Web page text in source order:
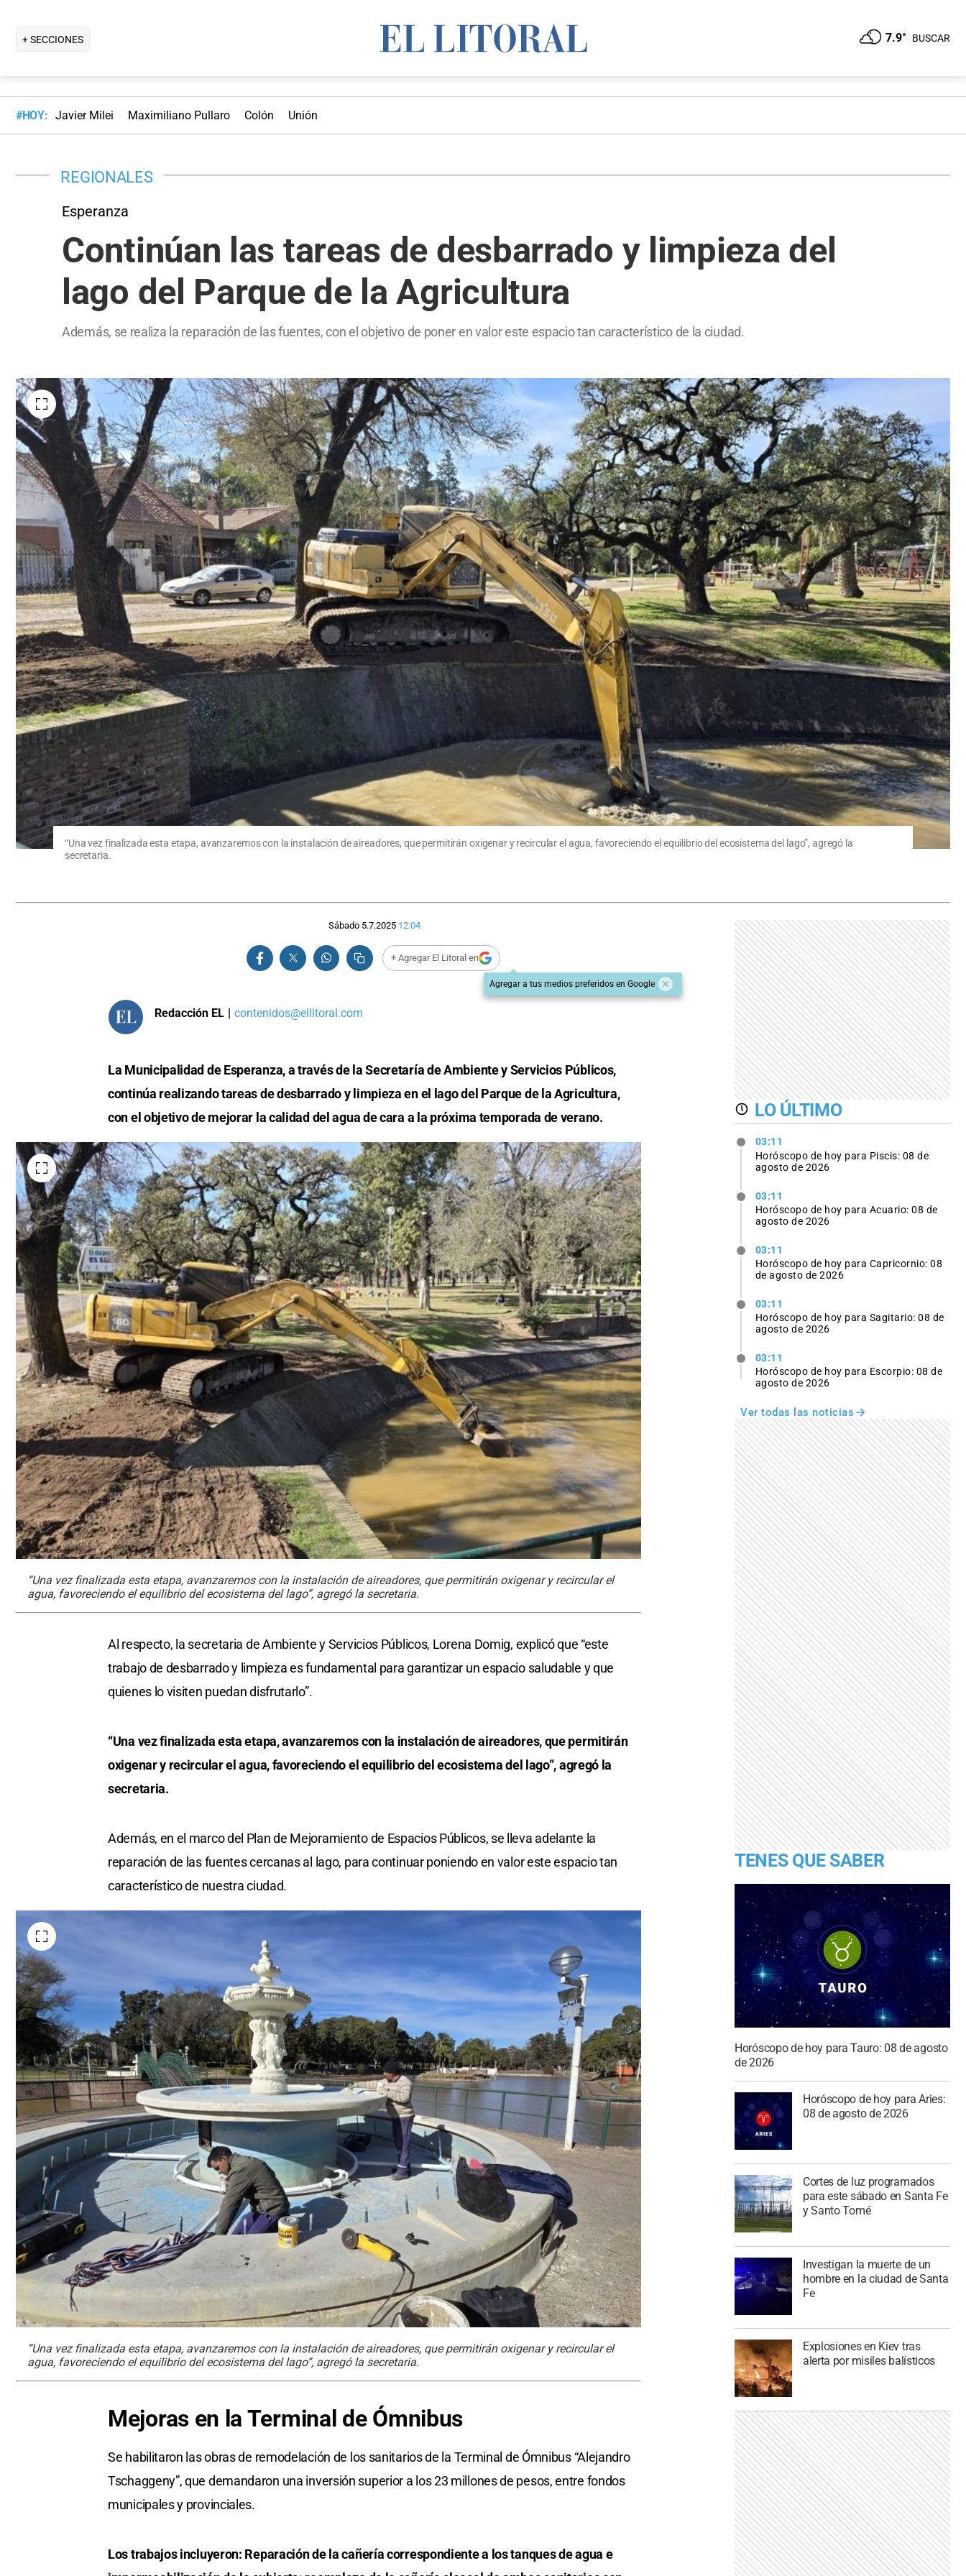
+ SECCIONES 7.9° BUSCAR
#HOY: Javier Milei Maximiliano Pullaro Colón Unión
REGIONALES
Esperanza
Continúan las tareas de desbarrado y limpieza del
lago del Parque de la Agricultura
Además, se realiza la reparación de las fuentes, con el objetivo de poner en valor este espacio tan característico de la ciudad.
“Una vez finalizada esta etapa, avanzaremos con la instalación de aireadores, que permitirán oxigenar y recircular el agua, favoreciendo el equilibrio del ecosistema del lago”, agregó la
secretaria.
Sábado 5.7.2025 12:04
+ Agregar El Litoral en
Agregar a tus medios preferidos en Google
Redacción EL | contenidos@ellitoral.com
La Municipalidad de Esperanza, a través de la Secretaría de Ambiente y Servicios Públicos,
continúa realizando tareas de desbarrado y limpieza en el lago del Parque de la Agricultura,
con el objetivo de mejorar la calidad del agua de cara a la próxima temporada de verano.
“Una vez finalizada esta etapa, avanzaremos con la instalación de aireadores, que permitirán oxigenar y recircular el
agua, favoreciendo el equilibrio del ecosistema del lago”, agregó la secretaria.
Al respecto, la secretaria de Ambiente y Servicios Públicos, Lorena Domig, explicó que “este
trabajo de desbarrado y limpieza es fundamental para garantizar un espacio saludable y que
quienes lo visiten puedan disfrutarlo”.
“Una vez finalizada esta etapa, avanzaremos con la instalación de aireadores, que permitirán
oxigenar y recircular el agua, favoreciendo el equilibrio del ecosistema del lago”, agregó la
secretaria.
Además, en el marco del Plan de Mejoramiento de Espacios Públicos, se lleva adelante la
reparación de las fuentes cercanas al lago, para continuar poniendo en valor este espacio tan
característico de nuestra ciudad.
“Una vez finalizada esta etapa, avanzaremos con la instalación de aireadores, que permitirán oxigenar y recircular el
agua, favoreciendo el equilibrio del ecosistema del lago”, agregó la secretaria.
Mejoras en la Terminal de Ómnibus
Se habilitaron las obras de remodelación de los sanitarios de la Terminal de Ómnibus “Alejandro
Tschaggeny”, que demandaron una inversión superior a los 23 millones de pesos, entre fondos
municipales y provinciales.
Los trabajos incluyeron: Reparación de la cañería correspondiente a los tanques de agua e
LO ÚLTIMO
03:11
Horóscopo de hoy para Piscis: 08 de
agosto de 2026
03:11
Horóscopo de hoy para Acuario: 08 de
agosto de 2026
03:11
Horóscopo de hoy para Capricornio: 08
de agosto de 2026
03:11
Horóscopo de hoy para Sagitario: 08 de
agosto de 2026
03:11
Horóscopo de hoy para Escorpio: 08 de
agosto de 2026
Ver todas las noticias
TENES QUE SABER
Horóscopo de hoy para Tauro: 08 de agosto
de 2026
Horóscopo de hoy para Aries:
08 de agosto de 2026
Cortes de luz programados
para este sábado en Santa Fe
y Santo Tomé
Investigan la muerte de un
hombre en la ciudad de Santa
Fe
Explosiones en Kiev tras
alerta por misiles balísticos